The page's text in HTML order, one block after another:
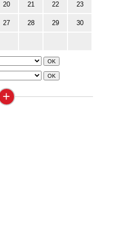
20 21 22 23
27 28 29 30
+